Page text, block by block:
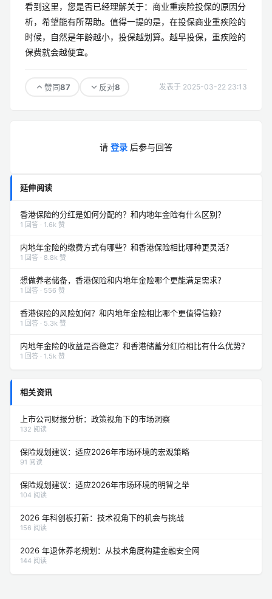
看到这里，您是否已经理解关于：商业重疾险投保的原因分
析，希望能有所帮助。值得一提的是，在投保商业重疾险的
时候，自然是年龄越小，投保越划算。越早投保，重疾险的
保费就会越便宜。
赞同87 反对8 发表于 2025-03-22 23:13
请 登录 后参与回答
延伸阅读
香港保险的分红是如何分配的？和内地年金险有什么区别？
1 回答 · 1.6k 赞
内地年金险的缴费方式有哪些？和香港保险相比哪种更灵活？
1 回答 · 8.8k 赞
想做养老储备，香港保险和内地年金险哪个更能满足需求？
1 回答 · 556 赞
香港保险的风险如何？和内地年金险相比哪个更值得信赖？
1 回答 · 5.3k 赞
内地年金险的收益是否稳定？和香港储蓄分红险相比有什么优势？
1 回答 · 1.5k 赞
相关资讯
上市公司财报分析：政策视角下的市场洞察
132 阅读
保险规划建议：适应2026年市场环境的宏观策略
91 阅读
保险规划建议：适应2026年市场环境的明智之举
104 阅读
2026 年科创板打新：技术视角下的机会与挑战
156 阅读
2026 年退休养老规划：从技术角度构建金融安全网
144 阅读